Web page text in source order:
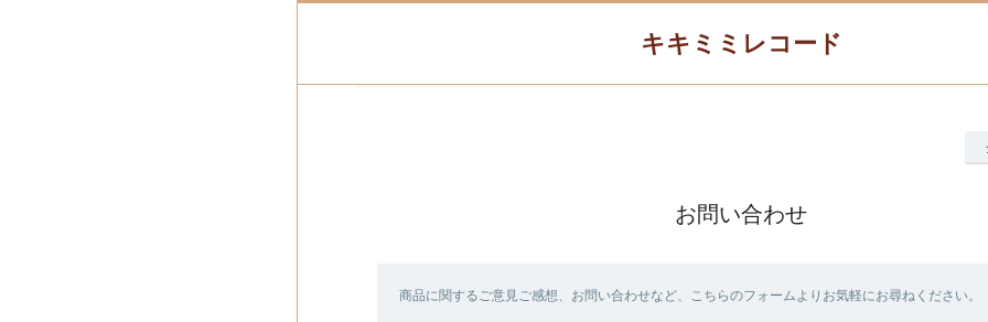
キキミミレコード
お問い合わせ
商品に関するご意見ご感想、お問い合わせなど、こちらのフォームよりお気軽にお尋ねください。